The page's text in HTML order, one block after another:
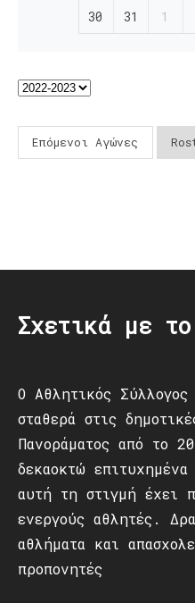
30 31 1
Επόμενοι Αγώνες
Σχετικά με
Ο Αθλητικός Σύλλογος
σταθερά στις
Πανοράματος από το
δεκαοκτώ
αυτή τη στιγμή έχει
ενεργούς αθλητές.
αθλήματα και
προπονητές